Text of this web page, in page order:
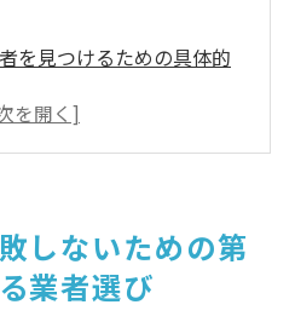
を見つけるための具体的
ューを活用する方法
注意すべき点
る業者の特徴
しないための第
業者選び